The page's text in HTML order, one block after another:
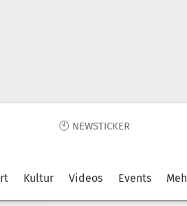
🕙 NEWSTICKER
Kultur Videos Events